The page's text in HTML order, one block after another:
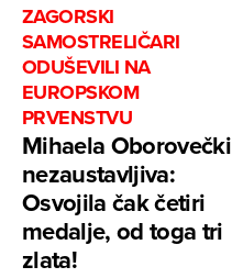
ZAGORSKI
SAMOSTRELIČARI
ODUŠEVILI NA
EUROPSKOM
PRVENSTVU
Mihaela Oborovečki
nezaustavljiva:
Osvojila čak četiri
medalje, od toga tri
zlata!